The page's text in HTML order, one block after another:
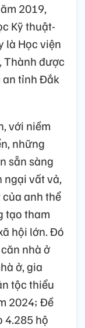
2019,
Kỹ thuật-
là Học viện
Thành được
an tỉnh Đắk
với niềm
những
sẵn sàng
ngại vất vả,
anh thể
tạo tham
hội lớn. Đó
nhà ở
ở, gia
tộc thiểu
2024; Đề
4.285 hộ